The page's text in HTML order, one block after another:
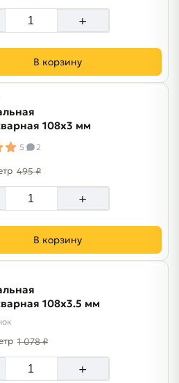
+
В корзину
108х3 мм
5 2
495 ₽
+
В корзину
108х3.5 мм
1 078 ₽
+